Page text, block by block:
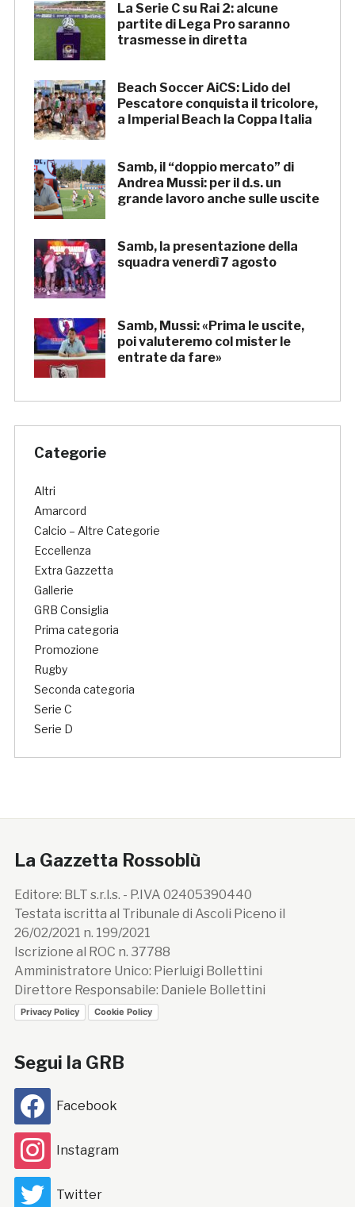
La Serie C su Rai 2: alcune
partite di Lega Pro saranno
trasmesse in diretta
Beach Soccer AiCS: Lido del
Pescatore conquista il tricolore,
a Imperial Beach la Coppa Italia
Samb, il “doppio mercato” di
Andrea Mussi: per il d.s. un
grande lavoro anche sulle uscite
Samb, la presentazione della
squadra venerdì 7 agosto
Samb, Mussi: «Prima le uscite,
poi valuteremo col mister le
entrate da fare»
Categorie
Altri
Amarcord
Calcio – Altre Categorie
Eccellenza
Extra Gazzetta
Gallerie
GRB Consiglia
Prima categoria
Promozione
Rugby
Seconda categoria
Serie C
Serie D
La Gazzetta Rossoblù
Editore: BLT s.r.l.s. - P.IVA 02405390440
Testata iscritta al Tribunale di Ascoli Piceno il
26/02/2021 n. 199/2021
Iscrizione al ROC n. 37788
Amministratore Unico: Pierluigi Bollettini
Direttore Responsabile: Daniele Bollettini
Privacy Policy Cookie Policy
Segui la GRB
Facebook
Instagram
Twitter